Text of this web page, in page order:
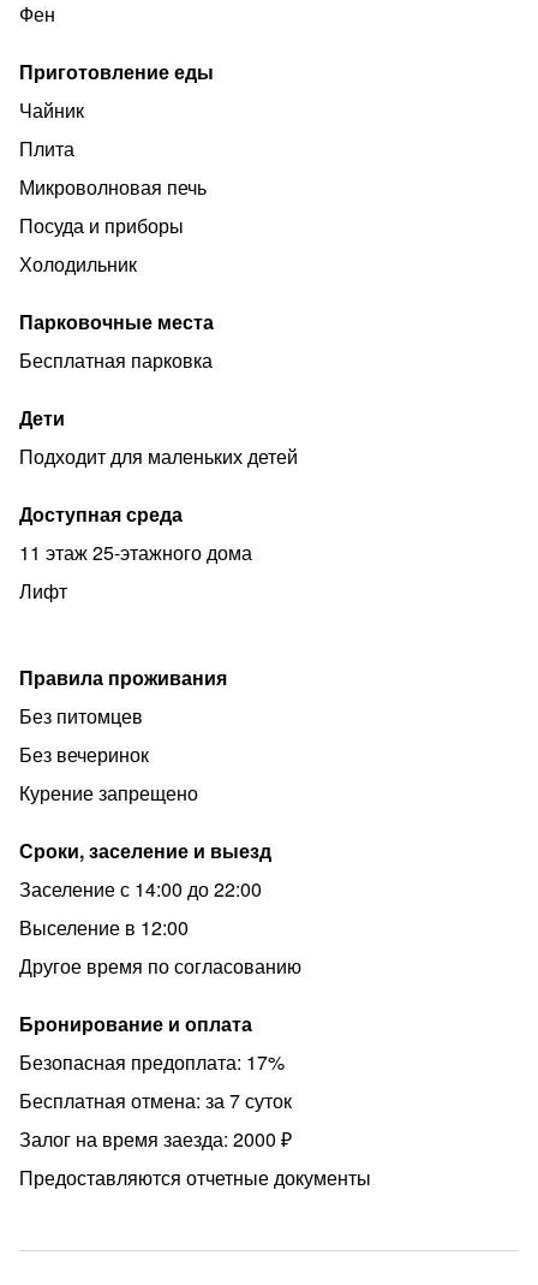
· душ
· Оборудованная кухня, посуда, все для приготовления
еды.
Рядом:
аптека, кинотеатр, парк, магазины, пункты обмена
валют, свободные парковочные места.
Идеальный вариант вместо отеля снять квартиру
Цена аренды квартиры может меняться в зависимости
от времени заселения, срока бронирования и
Скидки от количества дней проживания! Звоните!
Фен
Приготовление еды
Чайник
Плита
Микроволновая печь
Посуда и приборы
Холодильник
Парковочные места
Бесплатная парковка
Дети
Подходит для маленьких детей
Доступная среда
11 этаж 25-этажного дома
Лифт
Правила проживания
Без питомцев
Без вечеринок
Курение запрещено
Сроки, заселение и выезд
Заселение с 14:00 до 22:00
Выселение в 12:00
Другое время по согласованию
Бронирование и оплата
Безопасная предоплата: 17%
Бесплатная отмена: за 7 суток
Залог на время заезда: 2000 ₽
Предоставляются отчетные документы